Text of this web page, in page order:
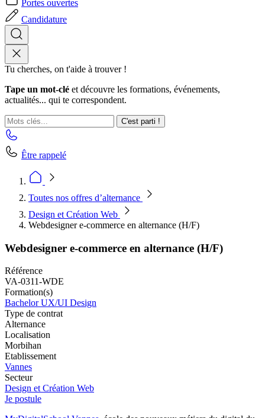
Portes ouvertes
Candidature
Tu cherches, on t'aide à trouver !
Tape un mot-clé et découvre les formations, événements,
actualités... qui te correspondent.
C'est parti !
Être rappelé
Toutes nos offres d’alternance
Design et Création Web
Webdesigner e-commerce en alternance (H/F)
Webdesigner e-commerce en alternance (H/F)
Référence
VA-0311-WDE
Formation(s)
Bachelor UX/UI Design
Type de contrat
Alternance
Localisation
Morbihan
Etablissement
Vannes
Secteur
Design et Création Web
Je postule